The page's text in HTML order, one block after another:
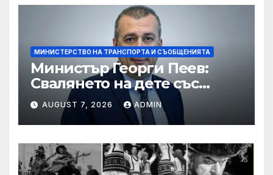
МИНИСТЕРСТВО НА ТРАНСПОРТА И СЪОБЩЕНИЯТА
Министър Георги Пеев:
Свалянето на дете със
специални потребности от
автобус не е морално и е
неприемливо
AUGUST 7, 2026 ADMIN